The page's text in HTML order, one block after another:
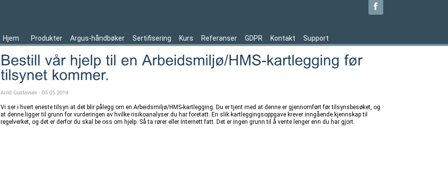
Hjem Produkter Argus-håndbøker Sertifisering Kurs Referanser GDPR Kontakt Support
Arild Gustavsen - 05.05.2014
Vi ser i hvert eneste tilsyn at det blir pålegg om en Arbeidsmiljø/HMS-kartlegging. Du er tjent med at denne er gjennomført før tilsynsbesøket, og
at denne ligger til grunn for vurderingen av hvilke risikoanalyser du har foretatt. En slik kartleggingsoppgave krever inngående kjennskap til
regelverket, og det er derfor du skal be oss om hjelp. Så ta rører eller Internett fatt. Det er ingen grunn til å vente lenger enn du har gjort.